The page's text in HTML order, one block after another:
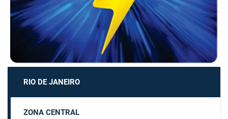
RIO DE JANEIRO
ZONA CENTRAL